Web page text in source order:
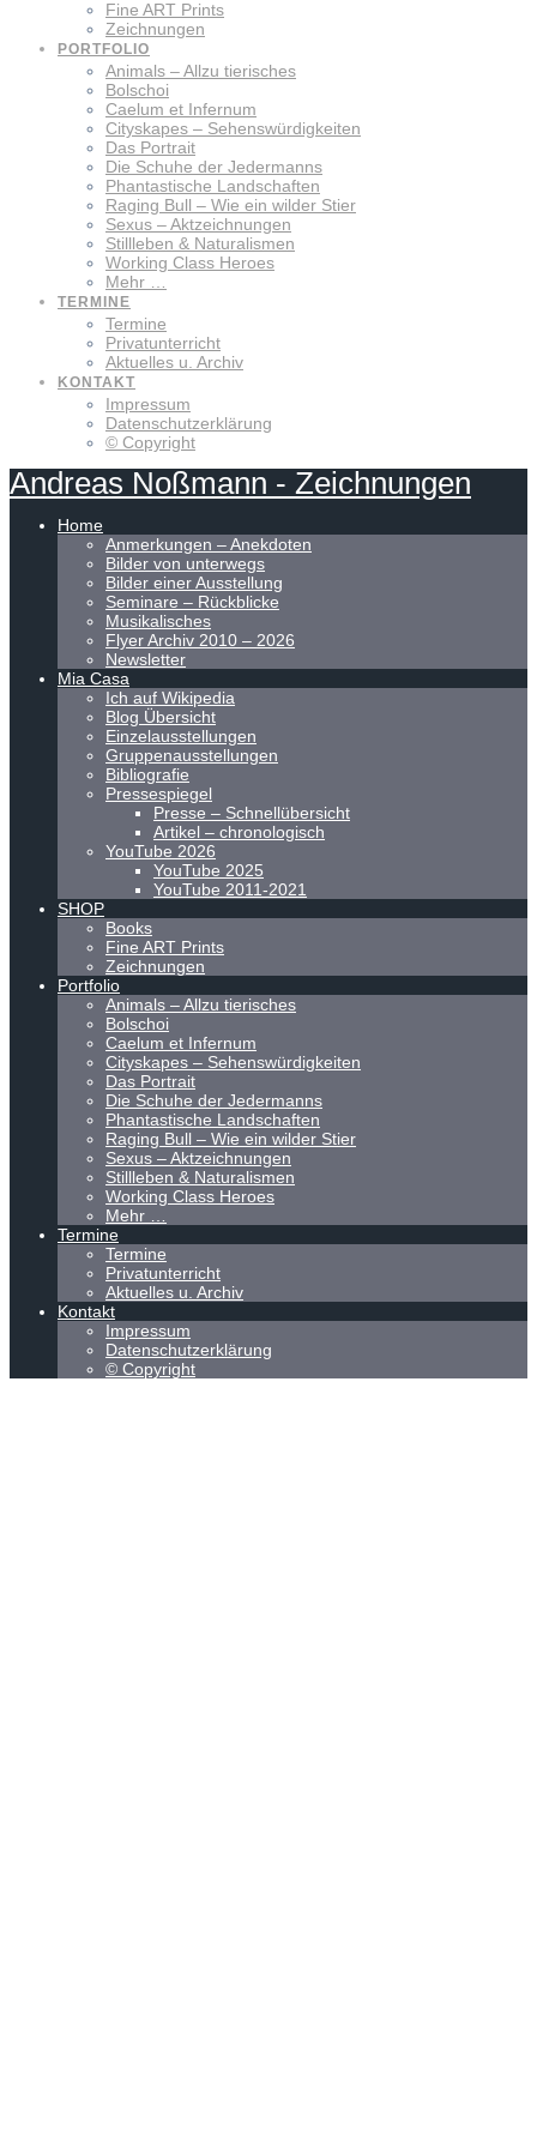
Fine ART Prints
Zeichnungen
PORTFOLIO
Animals – Allzu tierisches
Bolschoi
Caelum et Infernum
Cityskapes – Sehenswürdigkeiten
Das Portrait
Die Schuhe der Jedermanns
Phantastische Landschaften
Raging Bull – Wie ein wilder Stier
Sexus – Aktzeichnungen
Stillleben & Naturalismen
Working Class Heroes
Mehr …
TERMINE
Termine
Privatunterricht
Aktuelles u. Archiv
KONTAKT
Impressum
Datenschutzerklärung
© Copyright
Andreas Noßmann - Zeichnungen
Home
Anmerkungen – Anekdoten
Bilder von unterwegs
Bilder einer Ausstellung
Seminare – Rückblicke
Musikalisches
Flyer Archiv 2010 – 2026
Newsletter
Mia Casa
Ich auf Wikipedia
Blog Übersicht
Einzelausstellungen
Gruppenausstellungen
Bibliografie
Pressespiegel
Presse – Schnellübersicht
Artikel – chronologisch
YouTube 2026
YouTube 2025
YouTube 2011-2021
SHOP
Books
Fine ART Prints
Zeichnungen
Portfolio
Animals – Allzu tierisches
Bolschoi
Caelum et Infernum
Cityskapes – Sehenswürdigkeiten
Das Portrait
Die Schuhe der Jedermanns
Phantastische Landschaften
Raging Bull – Wie ein wilder Stier
Sexus – Aktzeichnungen
Stillleben & Naturalismen
Working Class Heroes
Mehr …
Termine
Termine
Privatunterricht
Aktuelles u. Archiv
Kontakt
Impressum
Datenschutzerklärung
© Copyright